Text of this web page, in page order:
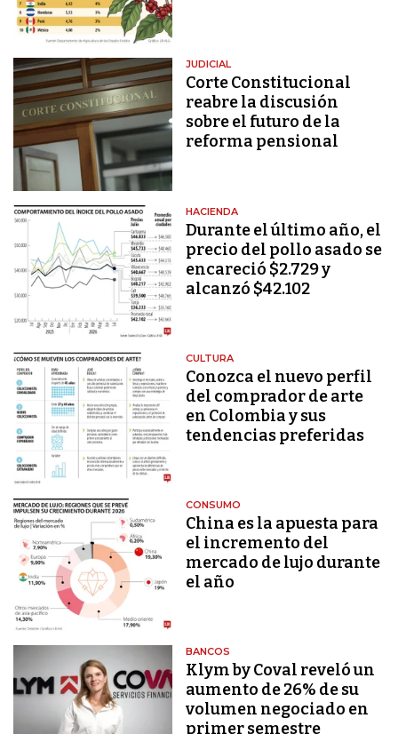
JUDICIAL
Corte Constitucional
reabre la discusión
sobre el futuro de la
reforma pensional
HACIENDA
Durante el último año, el
precio del pollo asado se
encareció $2.729 y
alcanzó $42.102
CULTURA
Conozca el nuevo perfil
del comprador de arte
en Colombia y sus
tendencias preferidas
CONSUMO
China es la apuesta para
el incremento del
mercado de lujo durante
el año
BANCOS
Klym by Coval reveló un
aumento de 26% de su
volumen negociado en
primer semestre